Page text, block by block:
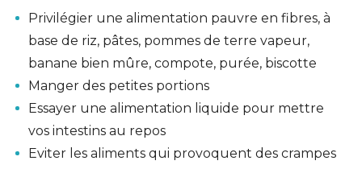
Privilégier une alimentation pauvre en fibres, à
base de riz, pâtes, pommes de terre vapeur,
banane bien mûre, compote, purée, biscotte
Manger des petites portions
Essayer une alimentation liquide pour mettre
vos intestins au repos
Eviter les aliments qui provoquent des crampes